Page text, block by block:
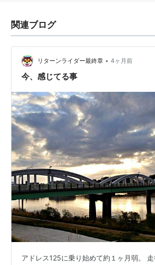
関連ブログ
リターンライダー最終章 • 4ヶ月前
今、感じてる事
アドレス125に乗り始めて約１ヶ月弱。